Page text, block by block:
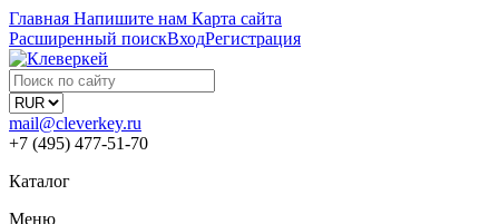
Главная Напишите нам Карта сайта
Расширенный поискВходРегистрация
mail@cleverkey.ru
+7 (495) 477-51-70
Каталог
Меню